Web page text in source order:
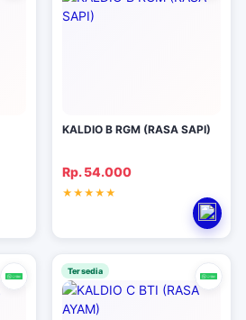
KALDIO B RGM (RASA SAPI)
Rp. 54.000
Tersedia